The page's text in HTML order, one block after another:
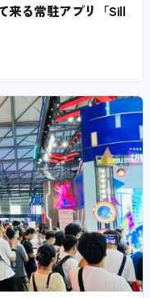
来る常駐アプリ「Sill